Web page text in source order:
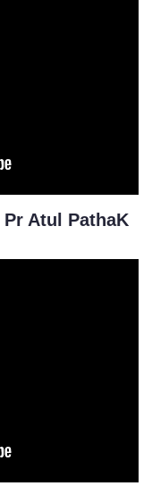
Atul PathaK